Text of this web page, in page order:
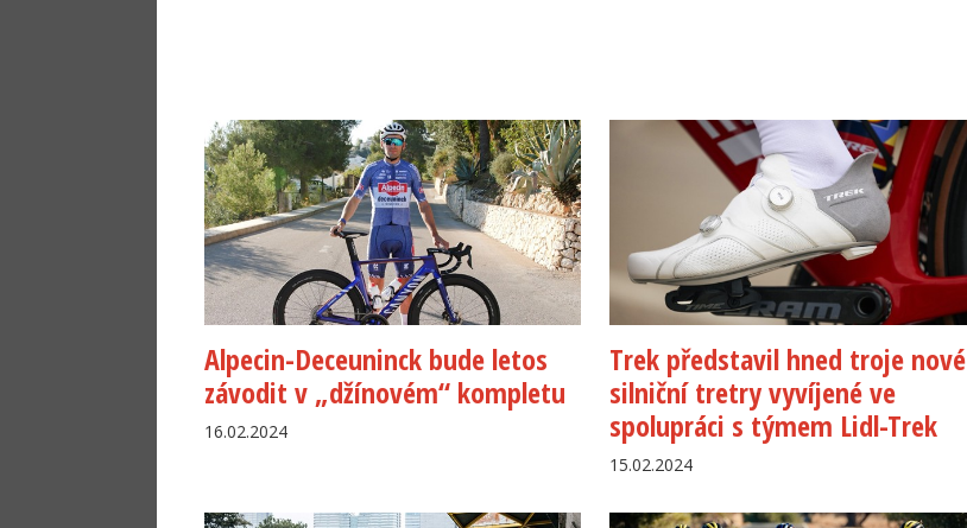
Alpecin-Deceuninck bude letos
závodit v „džínovém“ kompletu
16.02.2024
Trek představil hned troje nové
silniční tretry vyvíjené ve
spolupráci s týmem Lidl-Trek
15.02.2024